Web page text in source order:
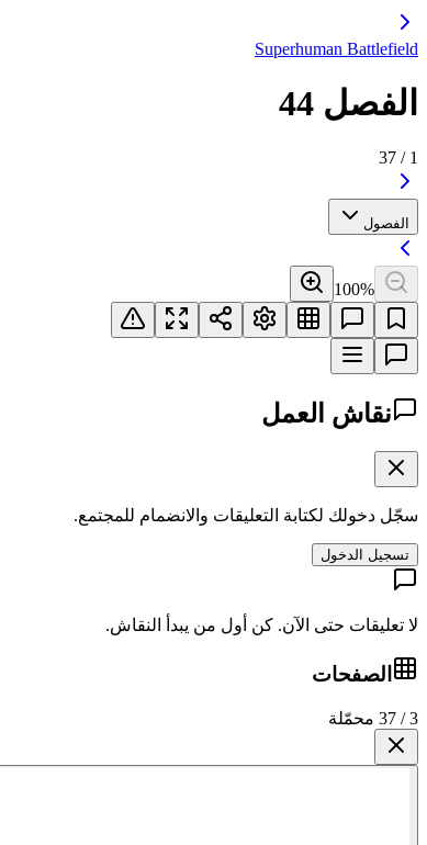
Superhuman Battlefield
الفصل 44
1
/
37
الفصول
100%
نقاش العمل
سجّل دخولك لكتابة التعليقات والانضمام للمجتمع.
تسجيل الدخول
لا تعليقات حتى الآن. كن أول من يبدأ النقاش.
الصفحات
3 / 37 محمّلة